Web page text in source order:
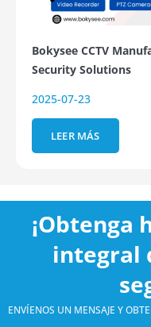
Bokysee CCTV
Security Solutions
2025-07-23
LEER MÁS
¡Obtenga
integral
ENVÍENOS UN MENSAJE Y